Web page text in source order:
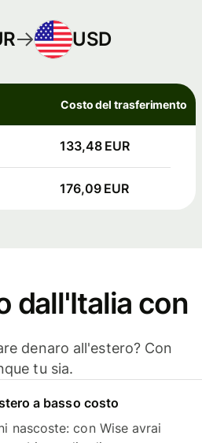
USD
Costo del trasferimento
133,48 EUR
176,09 EUR
dall'Italia con
denaro all'estero? Con
tu sia.
a basso costo
nascoste: con Wise avrai